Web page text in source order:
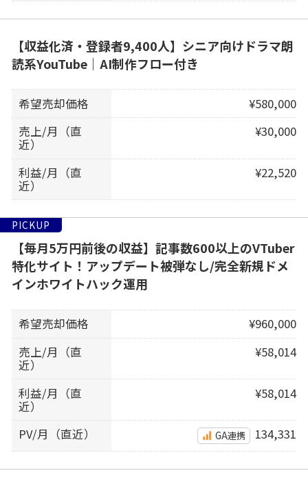
【収益化済・登録者9,400人】シニア向けドラマ朗
読系YouTube｜AI制作フロー付き
希望売却価格
¥580,000
売上/月（直
近）
¥30,000
利益/月（直
近）
¥22,520
PICKUP
【毎月5万円前後の収益】記事数600以上のVTuber
特化サイト！アップデート被弾なし/完全新規ドメ
インホワイトハック運用
希望売却価格
¥960,000
売上/月（直
近）
¥58,014
利益/月（直
近）
¥58,014
PV/月（直近） GA連携 134,331